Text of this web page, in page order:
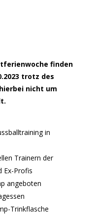
finden
trotz des
nicht um
in
Trainern der
Ex-Profis
angeboten
Trinkflasche